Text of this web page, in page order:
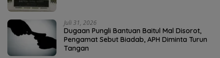
Juli 31, 2026
Dugaan Pungli Bantuan Baitul Mal Disorot,
Pengamat Sebut Biadab, APH Diminta Turun
Tangan